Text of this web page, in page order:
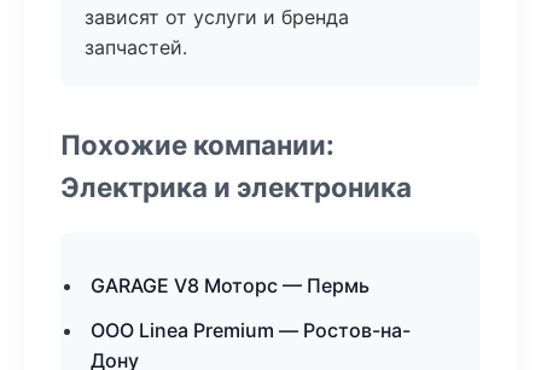
зависят от услуги и бренда
запчастей.
Похожие компании:
Электрика и электроника
GARAGE V8 Моторс — Пермь
ООО Linea Premium — Ростов-на-
Дону